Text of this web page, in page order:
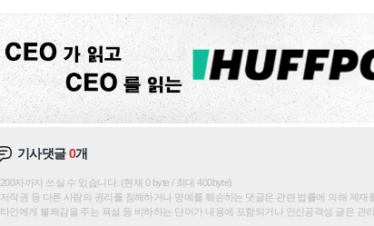
기사댓글0개
200자까지 쓰실 수 있습니다. (현재 0 byte / 최대 400byte)
저작권 등 다른 사람의 권리를 침해하거나 명예를 훼손하는 댓글은 관련 법률에 의해 제재
타인에게 불쾌감을 주는 욕설 등 비하하는 단어가 내용에 포함되거나 인신공격성 글은 관